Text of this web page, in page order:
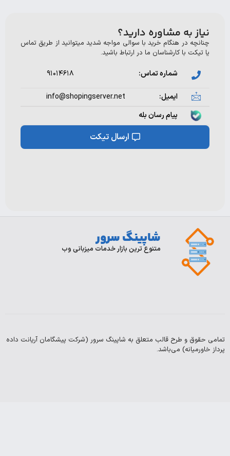
به مشاوره دارید؟
در هنگام خرید با سوالی مواجه شدید میتوانید از طریق تماس
با کارشناسان ما در ارتباط باشید.
شماره تماس:
ایمیل:
info@shopingserver.net
پیام رسان بله
ارسال تیکت
شاپینگ سرور
متنوع ترین بازار خدمات میزبانی وب
و طرح قالب متعلق به شاپینگ سرور (شرکت پیشگامان آریانت داده
می‌باشد.
Copyright